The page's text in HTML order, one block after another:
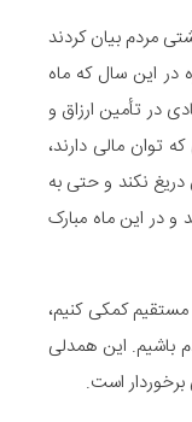
مردم بیان کردند
در این سال که ماه
در تأمین ارزاق و
توان مالی دارند،
نکند و حتی به
در این ماه مبارک
مستقیم کمکی کنیم،
باشیم. این همدلی
است.